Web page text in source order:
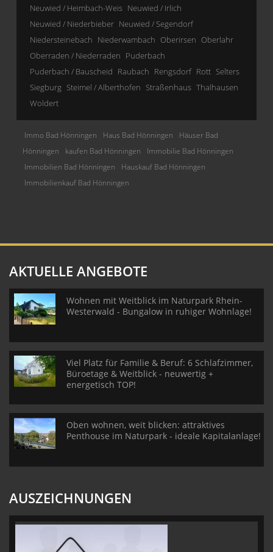
Neuwied / Heimbach-Weis Neuwied / Irlich
Neuwied / Niederbieber Neuwied / Segendorf
Niedersteinebach Niederwambach Oberirsen Oberlahr
Oberraden / Niederraden Puderbach
Puderbach / Bauscheid Raubach Rengsdorf Rott Selters
Siegburg Steimel / Alberthofen Straßenhaus Thalhausen
Woldert
Immo Bad Hönningen Haus Bad Hönningen
Häuser Bad
Hönningen
kaufen Bad Hönningen
Immobilie Bad Hönningen
Immobilien Bad Hönningen
Hauskauf Bad Hönningen
Immobilienkauf Bad Hönningen
AKTUELLE ANGEBOTE
Wohnen mit Weitblick im Naturpark Rhein-
Westerwald - Bungalow in ruhiger Wohnlage!
Viel Platz für Familie & Beruf: 6 Schlafzimmer,
Büroetage & Weitblick - neuwertig +
energetisch TOP!
Oben wohnen, weit blicken: attraktives
Penthouse im Naturpark - ideale Kapitalanlage!
AUSZEICHNUNGEN